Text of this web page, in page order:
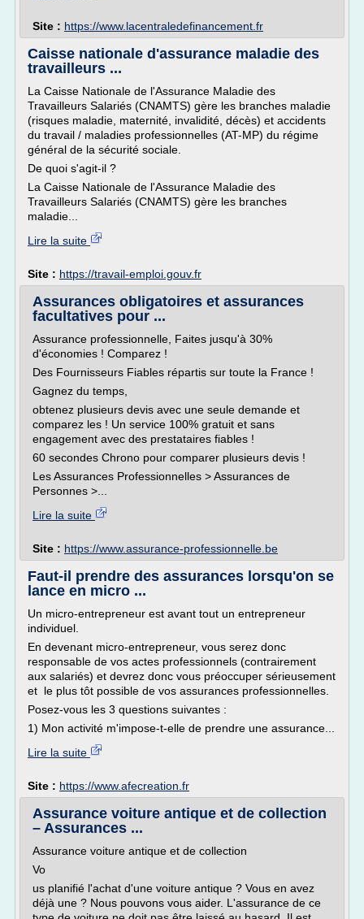
Site : https://www.lacentraledefinancement.fr
Caisse nationale d'assurance maladie des
travailleurs ...
La Caisse Nationale de l'Assurance Maladie des
Travailleurs Salariés (CNAMTS) gère les branches maladie
(risques maladie, maternité, invalidité, décès) et accidents
du travail / maladies professionnelles (AT-MP) du régime
général de la sécurité sociale.
De quoi s'agit-il ?
La Caisse Nationale de l'Assurance Maladie des
Travailleurs Salariés (CNAMTS) gère les branches
maladie...
Lire la suite
Site : https://travail-emploi.gouv.fr
Assurances obligatoires et assurances
facultatives pour ...
Assurance professionnelle, Faites jusqu'à 30%
d'économies ! Comparez !
Des Fournisseurs Fiables répartis sur toute la France !
Gagnez du temps,
obtenez plusieurs devis avec une seule demande et
comparez les ! Un service 100% gratuit et sans
engagement avec des prestataires fiables !
60 secondes Chrono pour comparer plusieurs devis !
Les Assurances Professionnelles > Assurances de
Personnes >...
Lire la suite
Site : https://www.assurance-professionnelle.be
Faut-il prendre des assurances lorsqu'on se
lance en micro ...
Un micro-entrepreneur est avant tout un entrepreneur
individuel.
En devenant micro-entrepreneur, vous serez donc
responsable de vos actes professionnels (contrairement
aux salariés) et devrez donc vous préoccuper sérieusement
et le plus tôt possible de vos assurances professionnelles.
Posez-vous les 3 questions suivantes :
1) Mon activité m'impose-t-elle de prendre une assurance...
Lire la suite
Site : https://www.afecreation.fr
Assurance voiture antique et de collection
– Assurances ...
Assurance voiture antique et de collection
Vo
us planifié l'achat d'une voiture antique ? Vous en avez
déjà une ? Nous pouvons vous aider. L'assurance de ce